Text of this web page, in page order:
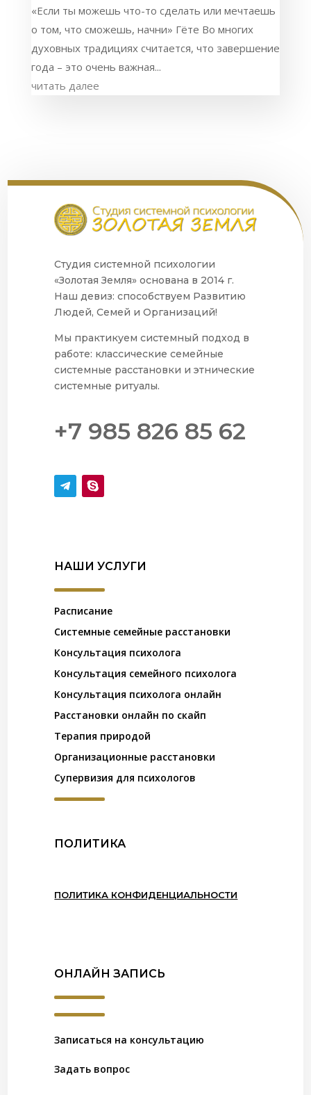
«Если ты можешь что-то сделать или мечтаешь
о том, что сможешь, начни» Гёте Во многих
духовных традициях считается, что завершение
года – это очень важная...
читать далее
Студия системной психологии
«Золотая Земля» основана в 2014 г.
Наш девиз: способствуем Развитию
Людей, Семей и Организаций!
Мы практикуем системный подход в
работе: классические семейные
системные расстановки и этнические
системные ритуалы.
+7 985 826 85 62
НАШИ УСЛУГИ
Расписание
Системные семейные расстановки
Консультация психолога
Консультация семейного психолога
Консультация психолога онлайн
Расстановки онлайн по скайп
Терапия природой
Организационные расстановки
Супервизия для психологов
ПОЛИТИКА
ПОЛИТИКА КОНФИДЕНЦИАЛЬНОСТИ
ОНЛАЙН ЗАПИСЬ
Записаться на консультацию
Задать вопрос